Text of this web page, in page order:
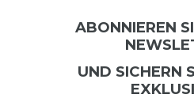
ABONNIEREN
UND SICHERN